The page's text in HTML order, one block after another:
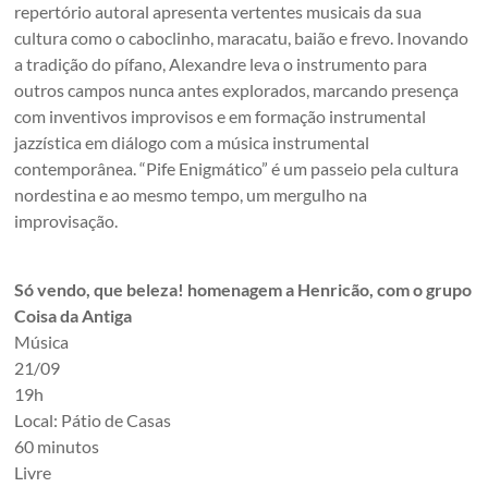
repertório autoral apresenta vertentes musicais da sua
cultura como o caboclinho, maracatu, baião e frevo. Inovando
a tradição do pífano, Alexandre leva o instrumento para
outros campos nunca antes explorados, marcando presença
com inventivos improvisos e em formação instrumental
jazzística em diálogo com a música instrumental
contemporânea. “Pife Enigmático” é um passeio pela cultura
nordestina e ao mesmo tempo, um mergulho na
improvisação.
Só vendo, que beleza! homenagem a Henricão, com o grupo
Coisa da Antiga
Música
21/09
19h
Local: Pátio de Casas
60 minutos
Livre